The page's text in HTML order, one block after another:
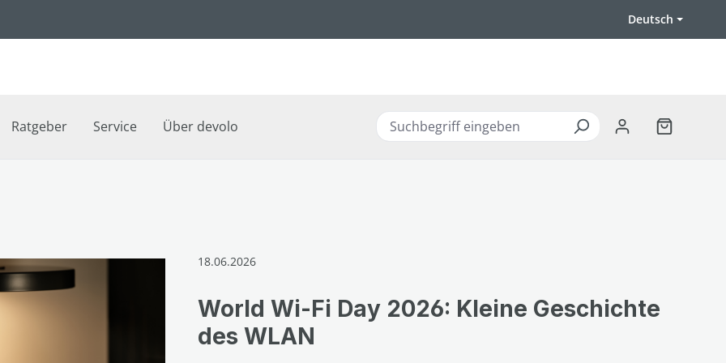
Deutsch
Ratgeber Service Über devolo
18.06.2026
World Wi-Fi Day 2026: Kleine Geschichte
des WLAN